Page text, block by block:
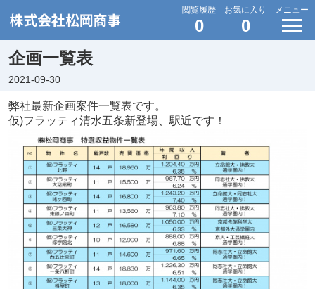
閲覧履歴
0
お気に入り
0
メニュー
企画一覧表
2021-09-30
弊社最新企画案件一覧表です。
仮)フラッティ清水五条新登場、駅近です！